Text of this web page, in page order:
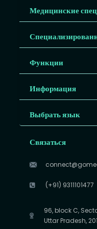
Медицинские
Функции
Информация
Выбрать язык
Связаться
(+91) 9311101477
96, block C,
Uttar Pradesh,